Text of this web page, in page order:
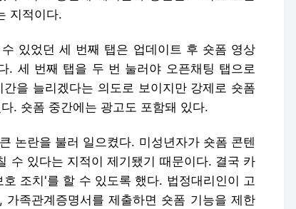
지적이다.
있었던 세 번째 탭은 업데이트 후 숏폼 영상
. 세 번째 탭을 두 번 눌러야 오픈채팅 탭으로
을 늘리겠다는 의도로 보이지만 강제로 숏폼
. 숏폼 중간에는 광고도 포함돼 있다.
논란을 불러 일으켰다. 미성년자가 숏폼 콘텐
수 있다는 지적이 제기됐기 때문이다. 결국 카
조치'를 할 수 있도록 했다. 법정대리인이 고
족관계증명서를 제출하면 숏폼 기능을 제한